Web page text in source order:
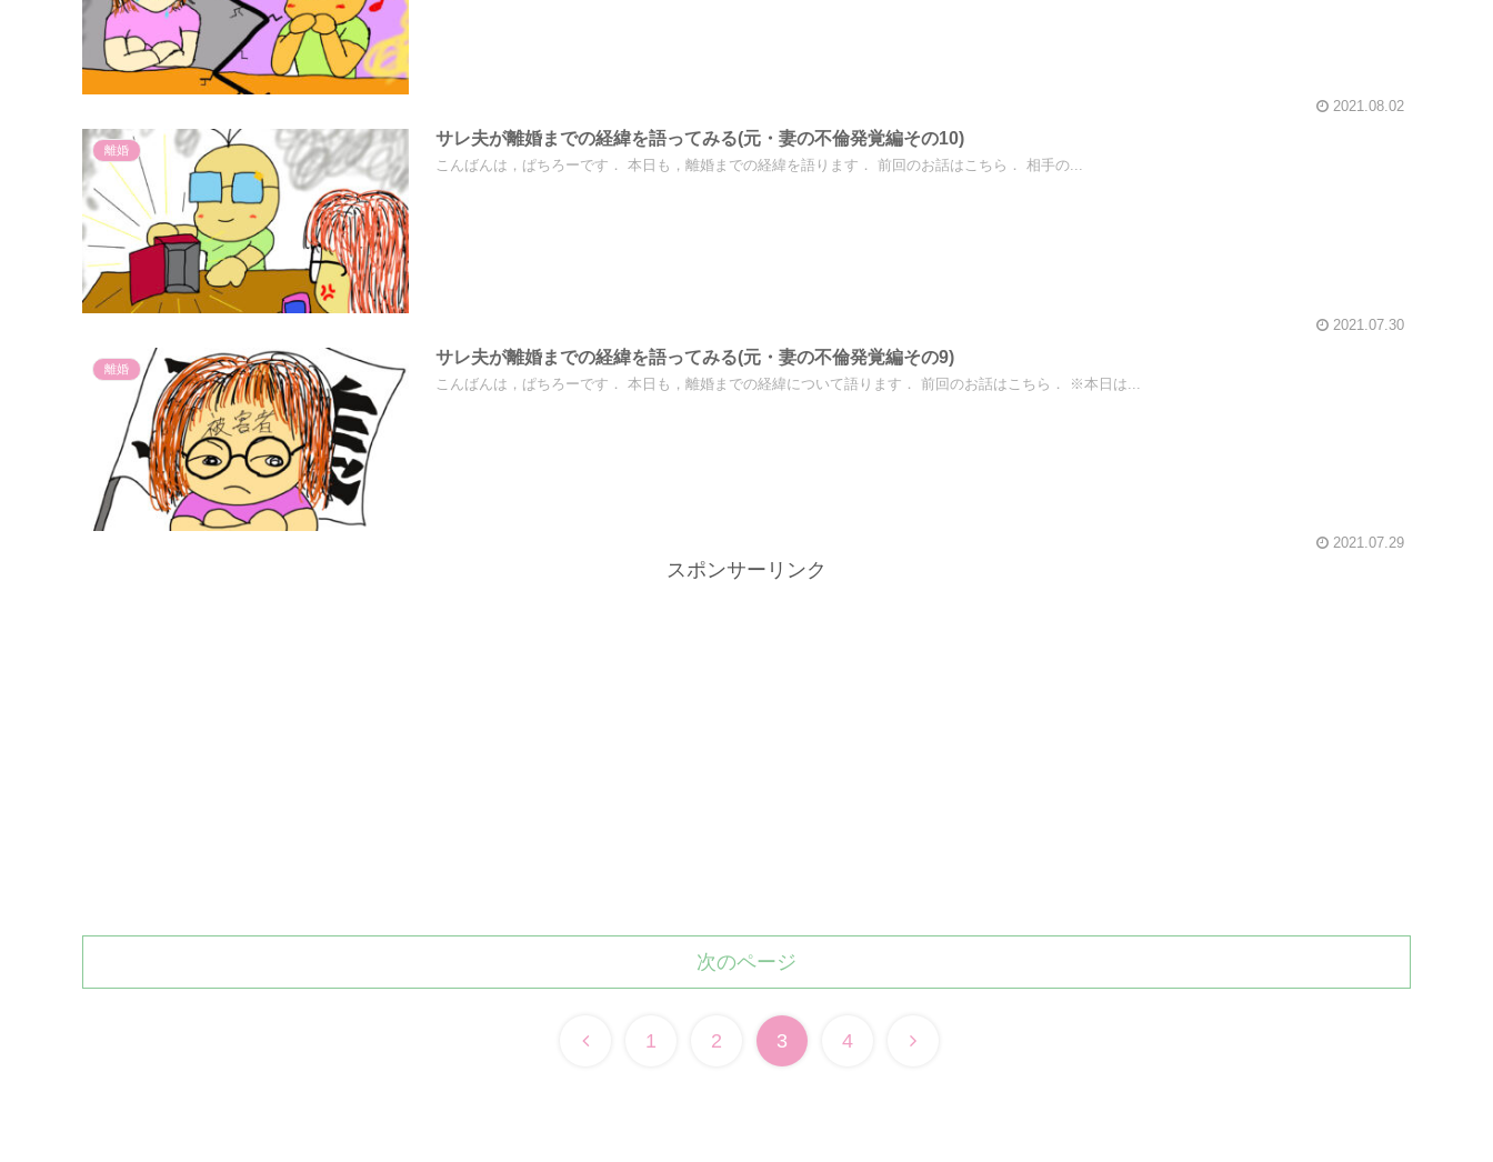
2021.08.02
離婚
サレ夫が離婚までの経緯を語ってみる(元・妻の不倫発覚編その10)
こんばんは，ぱちろーです． 本日も，離婚までの経緯を語ります． 前回のお話はこちら． 相手の...
2021.07.30
離婚
サレ夫が離婚までの経緯を語ってみる(元・妻の不倫発覚編その9)
こんばんは，ぱちろーです． 本日も，離婚までの経緯について語ります． 前回のお話はこちら． ※本日は...
2021.07.29
スポンサーリンク
次のページ
1 2 3 4